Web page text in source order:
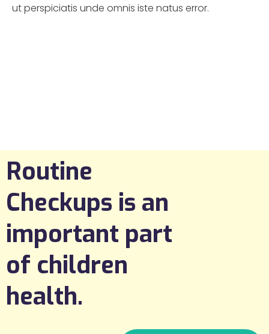
ut perspiciatis unde omnis iste natus error.
Routine
Checkups is an
important part
of children
health.